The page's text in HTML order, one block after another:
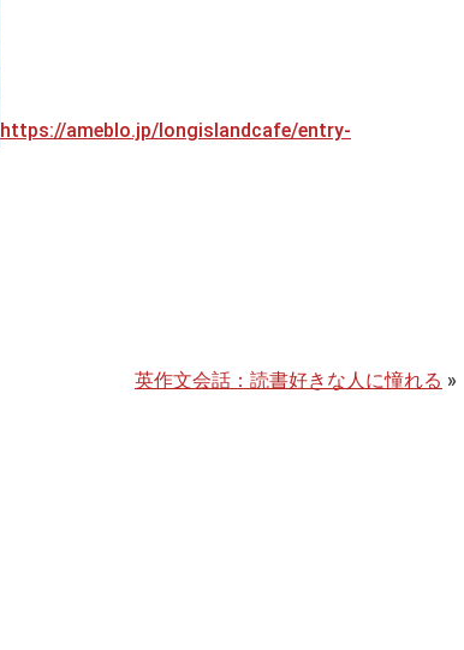
https://ameblo.jp/longislandcafe/entry-
英作文会話：読書好きな人に憧れる »